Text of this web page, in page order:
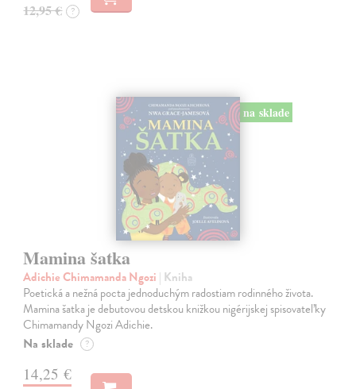
12,95 € ?
na sklade
Mamina šatka
Adichie Chimamanda Ngozi | Kniha
Poetická a nežná pocta jednoduchým radostiam rodinného života.
Mamina šatka je debutovou detskou knižkou nigérijskej spisovateľky
Chimamandy Ngozi Adichie.
Na sklade ?
14,25 €